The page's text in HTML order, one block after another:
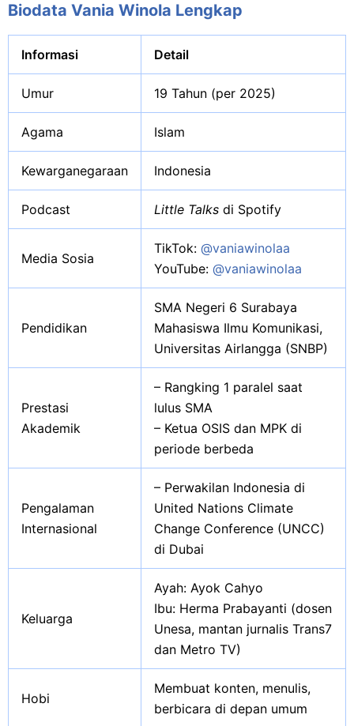
Biodata Vania Winola Lengkap
Informasi Detail
Umur 19 Tahun (per 2025)
Agama Islam
Kewarganegaraan Indonesia
Podcast Little Talks di Spotify
Media Sosia
TikTok: @vaniawinolaa
YouTube: @vaniawinolaa
Pendidikan
SMA Negeri 6 Surabaya
Mahasiswa Ilmu Komunikasi,
Universitas Airlangga (SNBP)
Prestasi
Akademik
– Rangking 1 paralel saat
lulus SMA
– Ketua OSIS dan MPK di
periode berbeda
Pengalaman
Internasional
– Perwakilan Indonesia di
United Nations Climate
Change Conference (UNCC)
di Dubai
Keluarga
Ayah: Ayok Cahyo
Ibu: Herma Prabayanti (dosen
Unesa, mantan jurnalis Trans7
dan Metro TV)
Hobi
Membuat konten, menulis,
berbicara di depan umum